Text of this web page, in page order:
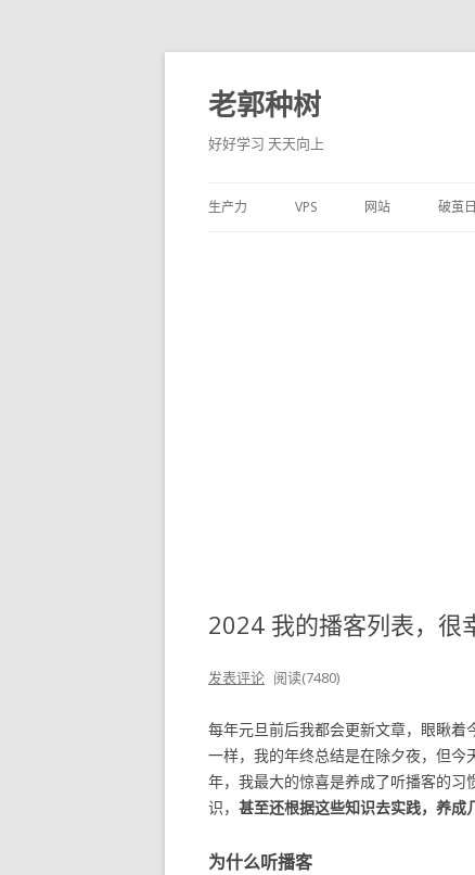
老郭种树
好好学习 天天向上
生产力 VPS 网站 破茧
2024 我的播客列表，很
发表评论 阅读(7480)
每年元旦前后我都会更新文章，眼瞅
一样，我的年终总结是在除夕夜，但
年，我最大的惊喜是养成了听播客的习
识， 甚至还根据这些知识去实践，养成
为什么听播客